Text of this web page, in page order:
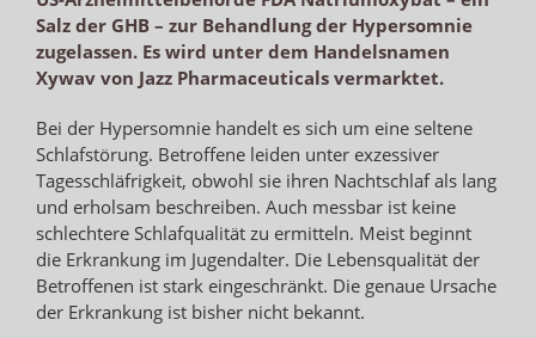
Salz der GHB – zur Behandlung der Hypersomnie
zugelassen. Es wird unter dem Handelsnamen
Xywav von Jazz Pharmaceuticals vermarktet.
Bei der Hypersomnie handelt es sich um eine seltene
Schlafstörung. Betroffene leiden unter exzessiver
Tagesschläfrigkeit, obwohl sie ihren Nachtschlaf als lang
und erholsam beschreiben. Auch messbar ist keine
schlechtere Schlafqualität zu ermitteln. Meist beginnt
die Erkrankung im Jugendalter. Die Lebensqualität der
Betroffenen ist stark eingeschränkt. Die genaue Ursache
der Erkrankung ist bisher nicht bekannt.